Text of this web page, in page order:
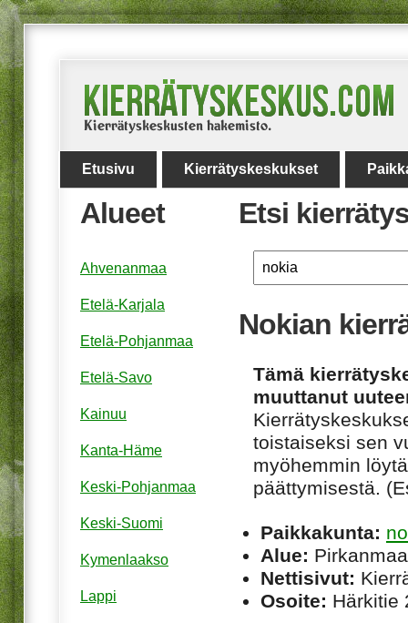
Etusivu Kierrätyskeskukset
Etsi
Nokian
Tämä
muuttanut
toistaiseksi sen
myöhemmin
päättymisestä.
Paikkakunta:
Alue: Pirkanmaa
Nettisivut:
Osoite: Härkitie
Alueet
Ahvenanmaa
Etelä-Karjala
Etelä-Pohjanmaa
Etelä-Savo
Kainuu
Kanta-Häme
Keski-Pohjanmaa
Keski-Suomi
Kymenlaakso
Lappi